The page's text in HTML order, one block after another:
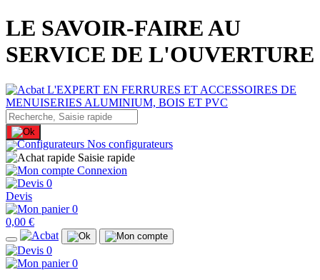
LE SAVOIR-FAIRE AU
SERVICE DE L'OUVERTURE
Nos configurateurs
Saisie rapide
Connexion
0
Devis
0
0,00 €
0
0